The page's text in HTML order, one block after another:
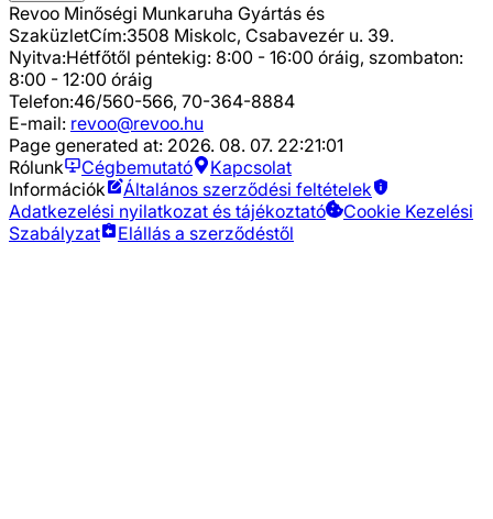
Revoo Minőségi Munkaruha Gyártás és
SzaküzletCím:3508 Miskolc, Csabavezér u. 39.
Nyitva:Hétfőtől péntekig: 8:00 - 16:00 óráig, szombaton:
8:00 - 12:00 óráig
Telefon:46/560-566, 70-364-8884
E-mail: revoo@revoo.hu
Page generated at: 2026. 08. 07. 22:21:01
Rólunk
Cégbemutató
Kapcsolat
Információk
Általános szerződési feltételek
Adatkezelési nyilatkozat és tájékoztató
Cookie Kezelési
Szabályzat
Elállás a szerződéstől